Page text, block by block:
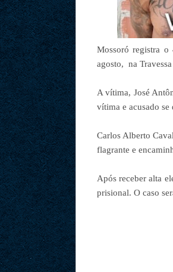
Mossoró registra
agosto, na
A vítima, José
vítima e acusado se
Carlos Alberto
flagrante e
Após receber alta
prisional. O caso